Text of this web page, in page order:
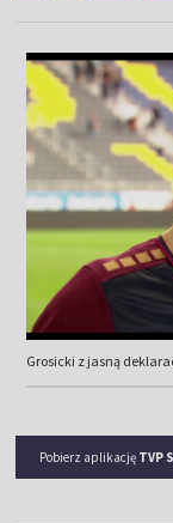
Grosicki z jasną
Pobierz aplikację TVP